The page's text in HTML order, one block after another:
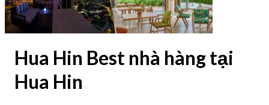
Hua Hin Best nhà hàng tại
Hua Hin